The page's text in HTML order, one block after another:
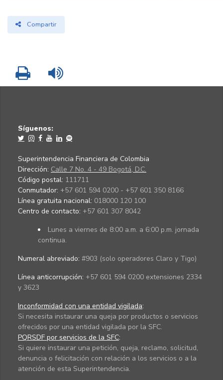
Compartir
Imprimir
Síguenos:
Superintendencia Financiera de Colombia
Dirección: Calle 7 No. 4 - 49 Bogotá, D.C.
Código postal: 111711
Conmutador: +57 601 594 0200 - +57 601 350 8166
Línea gratuita nacional: 018000 120 100
Centro de contacto: +57 601 307 8042
Lunes a viernes de 8:00 a.m. a 6:00 p.m. jornada
continua.
Numeral abreviado: #903 (solo operadores Claro y Tigo)
Línea anticorrupción: +57 601 594 0200 extensiones 2334
y 3623
Inconformidad con una entidad vigilada:
Si necesita instaurar una queja por productos o servicios
ofrecidos por una entidad vigilada por la SFC.
PQRSDF por servicios de la SFC:
Si quiere instaurar una petición, queja, reclamo, solicitud,
denuncia o felicitación con relación a los servicios o a la
atención de esta Superintendencia.